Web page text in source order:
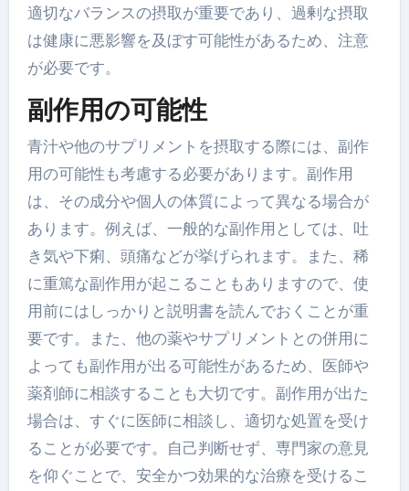
適切なバランスの摂取が重要であり、過剰な摂取
は健康に悪影響を及ぼす可能性があるため、注意
が必要です。
副作用の可能性
青汁や他のサプリメントを摂取する際には、副作
用の可能性も考慮する必要があります。副作用
は、その成分や個人の体質によって異なる場合が
あります。例えば、一般的な副作用としては、吐
き気や下痢、頭痛などが挙げられます。また、稀
に重篤な副作用が起こることもありますので、使
用前にはしっかりと説明書を読んでおくことが重
要です。また、他の薬やサプリメントとの併用に
よっても副作用が出る可能性があるため、医師や
薬剤師に相談することも大切です。副作用が出た
場合は、すぐに医師に相談し、適切な処置を受け
ることが必要です。自己判断せず、専門家の意見
を仰ぐことで、安全かつ効果的な治療を受けるこ